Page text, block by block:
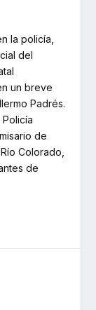
la policía,
del
un breve
Padrés.
de
Colorado,
de